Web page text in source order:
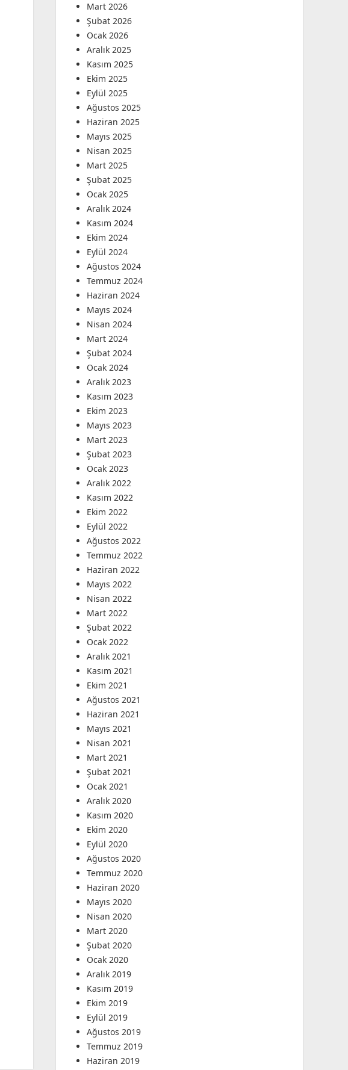
Mart 2026
Şubat 2026
Ocak 2026
Aralık 2025
Kasım 2025
Ekim 2025
Eylül 2025
Ağustos 2025
Haziran 2025
Mayıs 2025
Nisan 2025
Mart 2025
Şubat 2025
Ocak 2025
Aralık 2024
Kasım 2024
Ekim 2024
Eylül 2024
Ağustos 2024
Temmuz 2024
Haziran 2024
Mayıs 2024
Nisan 2024
Mart 2024
Şubat 2024
Ocak 2024
Aralık 2023
Kasım 2023
Ekim 2023
Mayıs 2023
Mart 2023
Şubat 2023
Ocak 2023
Aralık 2022
Kasım 2022
Ekim 2022
Eylül 2022
Ağustos 2022
Temmuz 2022
Haziran 2022
Mayıs 2022
Nisan 2022
Mart 2022
Şubat 2022
Ocak 2022
Aralık 2021
Kasım 2021
Ekim 2021
Ağustos 2021
Haziran 2021
Mayıs 2021
Nisan 2021
Mart 2021
Şubat 2021
Ocak 2021
Aralık 2020
Kasım 2020
Ekim 2020
Eylül 2020
Ağustos 2020
Temmuz 2020
Haziran 2020
Mayıs 2020
Nisan 2020
Mart 2020
Şubat 2020
Ocak 2020
Aralık 2019
Kasım 2019
Ekim 2019
Eylül 2019
Ağustos 2019
Temmuz 2019
Haziran 2019